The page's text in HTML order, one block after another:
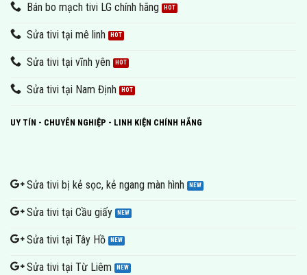
Bán bo mạch tivi LG chính hãng
Sửa tivi tại mê linh
Sửa tivi tại vĩnh yên
Sửa tivi tại Nam Định
UY TÍN - CHUYÊN NGHIỆP - LINH KIỆN CHÍNH HÃNG
Sửa tivi bị kẻ sọc, kẻ ngang màn hình
Sửa tivi tại Cầu giấy
Sửa tivi tại Tây Hồ
Sửa tivi tại Từ Liêm